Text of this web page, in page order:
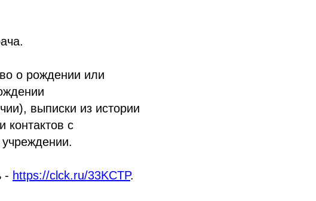
о рождении или
выписки из истории
контактов с
- https://clck.ru/33KCTP.